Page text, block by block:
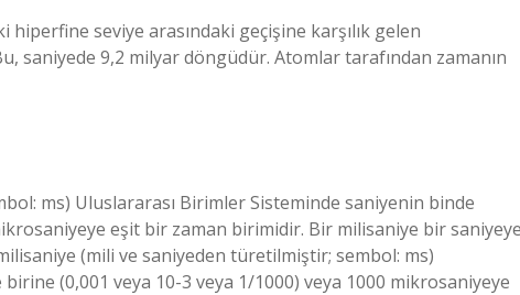
seviye arasındaki geçişine karşılık gelen
saniyede 9,2 milyar döngüdür. Atomlar tarafından zamanın
ms) Uluslararası Birimler Sisteminde saniyenin binde
eşit bir zaman birimidir. Bir milisaniye bir
(mili ve saniyeden türetilmiştir; sembol: ms)
(0,001 veya 10-3 veya 1/1000) veya 1000 mikrosaniyeye